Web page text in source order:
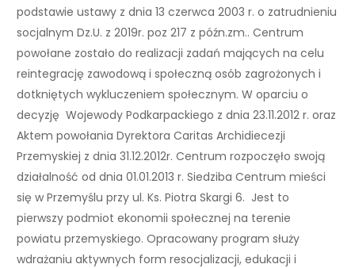
podstawie ustawy z dnia 13 czerwca 2003 r. o zatrudnieniu
socjalnym Dz.U. z 2019r. poz 217 z późn.zm.. Centrum
powołane zostało do realizacji zadań mających na celu
reintegrację zawodową i społeczną osób zagrożonych i
dotkniętych wykluczeniem społecznym. W oparciu o
decyzję Wojewody Podkarpackiego z dnia 23.11.2012 r. oraz
Aktem powołania Dyrektora Caritas Archidiecezji
Przemyskiej z dnia 31.12.2012r. Centrum rozpoczęło swoją
działalność od dnia 01.01.2013 r. Siedziba Centrum mieści
się w Przemyślu przy ul. Ks. Piotra Skargi 6. Jest to
pierwszy podmiot ekonomii społecznej na terenie
powiatu przemyskiego. Opracowany program służy
wdrażaniu aktywnych form resocjalizacji, edukacji i